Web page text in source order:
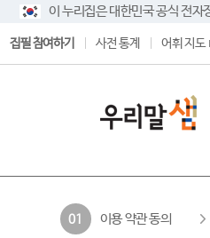
이 누리집은 대한민국 공식 전자
집필 참여하기 사전 통계 어휘 지도
01 이용 약관 동의